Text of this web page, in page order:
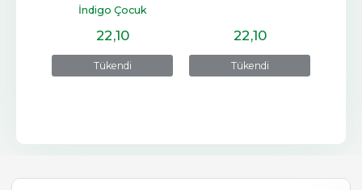
Tükendi
İndigo Çocuk
22,10
Tükendi
22,10